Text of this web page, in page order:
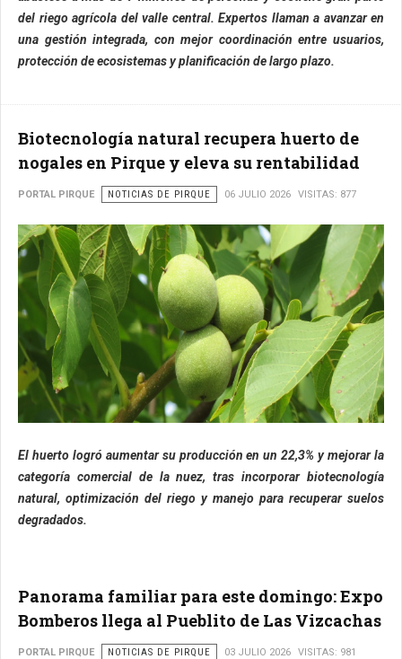
del riego agrícola del valle central. Expertos llaman a avanzar en
una gestión integrada, con mejor coordinación entre usuarios,
protección de ecosistemas y planificación de largo plazo.
Biotecnología natural recupera huerto de
nogales en Pirque y eleva su rentabilidad
PORTAL PIRQUE NOTICIAS DE PIRQUE 06 JULIO 2026 VISITAS: 877
El huerto logró aumentar su producción en un 22,3% y mejorar la
categoría comercial de la nuez, tras incorporar biotecnología
natural, optimización del riego y manejo para recuperar suelos
degradados.
Panorama familiar para este domingo: Expo
Bomberos llega al Pueblito de Las Vizcachas
PORTAL PIRQUE NOTICIAS DE PIRQUE 03 JULIO 2026 VISITAS: 981